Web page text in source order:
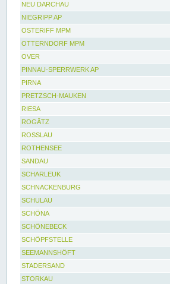
NEU DARCHAU
NIEGRIPP AP
OSTERIFF MPM
OTTERNDORF MPM
OVER
PINNAU-SPERRWERK AP
PIRNA
PRETZSCH-MAUKEN
RIESA
ROGÄTZ
ROSSLAU
ROTHENSEE
SANDAU
SCHARLEUK
SCHNACKENBURG
SCHULAU
SCHÖNA
SCHÖNEBECK
SCHÖPFSTELLE
SEEMANNSHÖFT
STADERSAND
STORKAU